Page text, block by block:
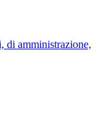
di amministrazione,